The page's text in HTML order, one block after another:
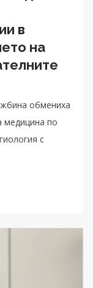
в
на
обмениха
медицина по
с